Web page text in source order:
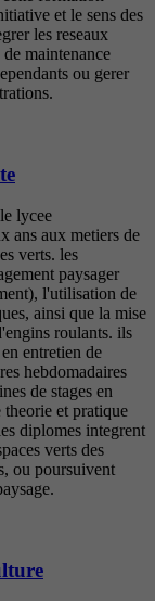
et le sens des
les reseaux
maintenance
ou gerer
lycee
ans aux metiers de
verts. les
paysager
l'utilisation de
ainsi que la mise
roulants. ils
entretien de
hebdomadaires
de stages en
et pratique
diplomes integrent
verts des
ou poursuivent